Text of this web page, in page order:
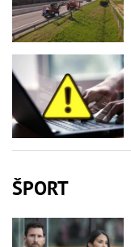
ŠPORT